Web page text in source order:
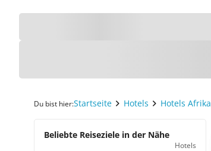
Du bist hier:Startseite Hotels Hotels Afrika
Beliebte Reiseziele in der Nähe
Hotels